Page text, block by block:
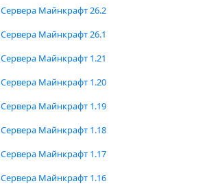
Сервера Майнкрафт 26.2
Сервера Майнкрафт 26.1
Сервера Майнкрафт 1.21
Сервера Майнкрафт 1.20
Сервера Майнкрафт 1.19
Сервера Майнкрафт 1.18
Сервера Майнкрафт 1.17
Сервера Майнкрафт 1.16